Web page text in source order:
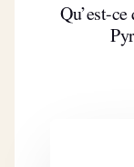
Qu’est-